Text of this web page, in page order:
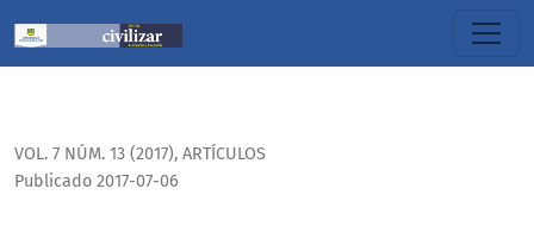
VOL. 7 NÚM. 13 (2017), ARTÍCULOS
Publicado 2017-07-06